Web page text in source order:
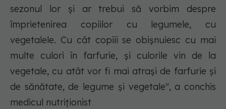
sezonul lor și ar trebui să vorbim despre
împrietenirea copiilor cu legumele, cu
vegetalele. Cu cât copiii se obișnuiesc cu mai
multe culori în farfurie, și culorile vin de la
vegetale, cu atât vor fi mai atrași de farfurie și
de sănătate, de legume și vegetale", a conchis
medicul nutriționist